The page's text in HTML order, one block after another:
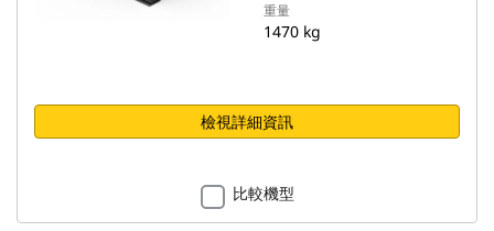
重量
1470 kg
檢視詳細資訊
比較機型